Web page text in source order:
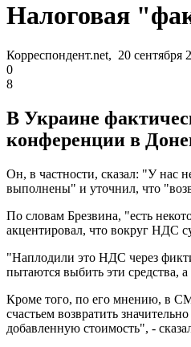
Налоговая
Корреспондент.net, 20 сентября
0
8
В Украине
конференции в
Он, в частности, сказал: "У нас
выполнены" и уточнил, что
По словам Брезвина, "есть
акцентировал, что вокруг НДС
"Наплодили это НДС через
пытаются выбить эти средства,
Кроме того, по его мнению, в
счастьем возвратить
добавленную стоимость", -